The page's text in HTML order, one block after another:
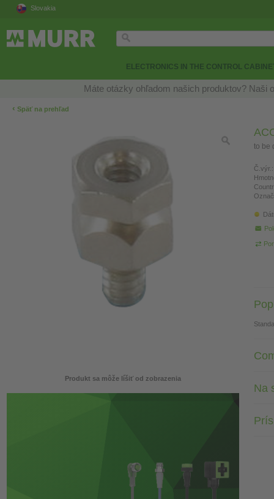
Slovakia
ELECTRONICS IN THE CONTROL
Máte otázky ohľadom našich produktov? Naši
‹ Späť na prehľad
Produkt sa môže líšiť od zobrazenia
to be
Č.výr.:
Na